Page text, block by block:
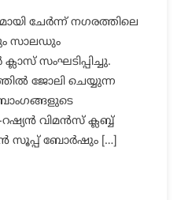
ചേർന്ന് നഗരത്തിലെ
സാലഡും
ക്ലാസ് സംഘടിപ്പിച്ചു.
ജോലി ചെയ്യുന്ന
വിമൻസ് ക്ലബ്ബ്
സൂപ്പ് ബോർഷും […]